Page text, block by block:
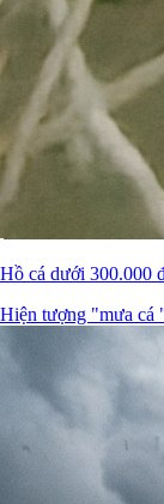
Hồ cá dưới 300.000
Hiện tượng "mưa cá